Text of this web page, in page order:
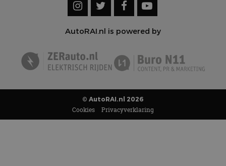
AutoRAI.nl is powered by
© AutoRAI.nl 2026
Cookies Privacyverklaring